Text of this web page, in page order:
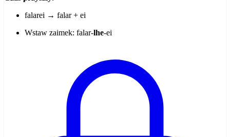
falarei → falar + ei
Wstaw zaimek: falar-lhe-ei